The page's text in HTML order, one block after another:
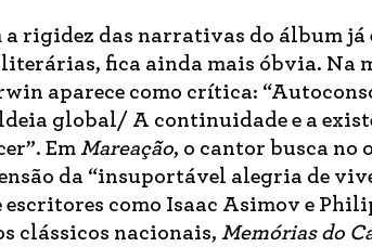
a rigidez das narrativas do álbum
literárias, fica ainda mais óbvia. Na
aparece como crítica:
global/ A continuidade e a
Em Mareação, o cantor busca no
da “insuportável alegria de
como Isaac Asimov e
clássicos nacionais, Memórias do